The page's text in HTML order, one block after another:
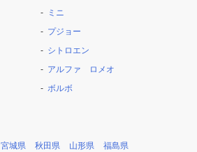
ミニ
プジョー
シトロエン
アルファ ロメオ
ボルボ
宮城県 秋田県 山形県 福島県